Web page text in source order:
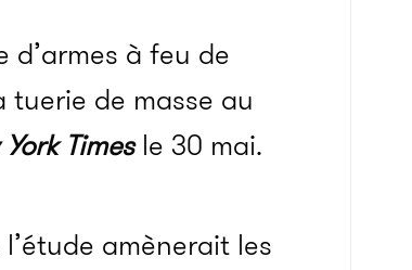
d’armes à feu de
de masse au
Timesle 30 mai.
amènerait les